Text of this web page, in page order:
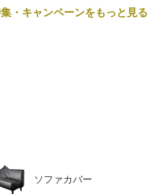
・キャンペーンをもっと見る
ソファカバー